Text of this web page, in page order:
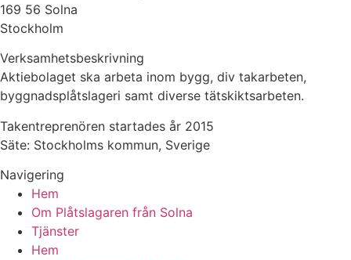
169 56 Solna
Stockholm
Verksamhetsbeskrivning
Aktiebolaget ska arbeta inom bygg, div takarbeten,
byggnadsplåtslageri samt diverse tätskiktsarbeten.
Takentreprenören startades år 2015
Säte: Stockholms kommun, Sverige
Navigering
Hem
Om Plåtslagaren från Solna
Tjänster
Hem